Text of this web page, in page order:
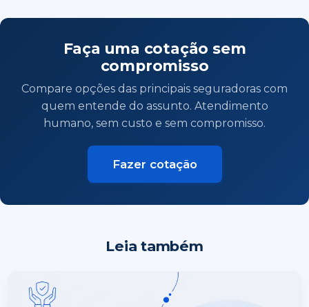
Faça uma cotação sem
compromisso
Compare opções das principais seguradoras com
quem entende do assunto. Atendimento
humano, sem custo e sem compromisso.
Fazer cotação
Leia também